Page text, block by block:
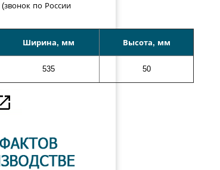
(звонок по России
Ширина, мм Высота, мм
535 50